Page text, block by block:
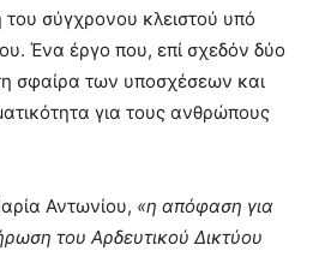
σύγχρονου κλειστού υπό
Ένα έργο που, επί σχεδόν δύο
σφαίρα των υποσχέσεων και
για τους ανθρώπους
Αντωνίου, «η απόφαση για
του Αρδευτικού Δικτύου